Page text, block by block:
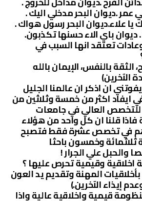
عمر .ديوان البحر مدخلي اليك .
يا علاء.ديوان البحر رسول هواك .
. ديوان باي الاء حسنها تكذبون.
تعتقد انها السبب في
الثقة بالنفس، الإيمان بالله
الآخرين)
ان اذكر ان عالمنا الجليل
ايفاد اكثر من خمسة وثلاثين من
للتخصص العالي في جامعات
قلنا ان كل واحد من هؤلاء
في تخصص عشرة فقط فتصبح
ثلاثمائة وخمسون باحثا
والحبل علي الجرار !
وقيمية تحرص عليها ؟
بأخلاقيات المهنة وتقديم يد العون
إيذاء الآخرين.)
قيمية واخلاقية عالية واذا